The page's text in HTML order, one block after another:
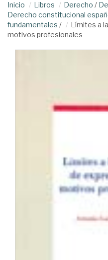
Inicio Libros Derecho /
Derecho constitucional
fundamentales /
Límites a
motivos profesionales